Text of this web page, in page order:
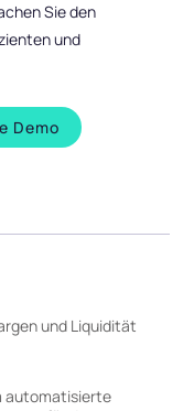
Sie den
und
Demo
und Liquidität
automatisierte